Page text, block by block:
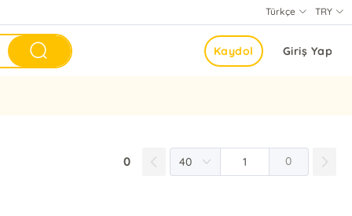
TRY
Türkçe
Giriş Yap
Kaydol
0 0